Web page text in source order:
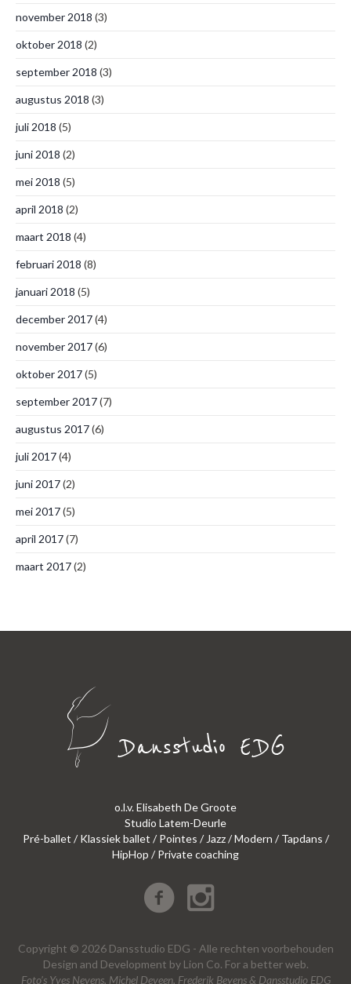
november 2018 (3)
oktober 2018 (2)
september 2018 (3)
augustus 2018 (3)
juli 2018 (5)
juni 2018 (2)
mei 2018 (5)
april 2018 (2)
maart 2018 (4)
februari 2018 (8)
januari 2018 (5)
december 2017(4)
november 2017(6)
oktober 2017(5)
september 2017(7)
augustus 2017(6)
juli 2017(4)
juni 2017(2)
mei 2017(5)
april 2017(7)
maart 2017(2)
o.l.v. Elisabeth De Groote
Studio Latem-Deurle
Pré-ballet / Klassiek ballet / Pointes / Jazz / Modern / Tapdans /
HipHop / Private coaching
Copyright © 2026 Dansstudio EDG - Alle rechten voorbehouden
Design and Development by Lion Co. For a better web.
Foto’s Yves Nevens, Michel Deveen, Frederik Beyens & Dansstudio EDG